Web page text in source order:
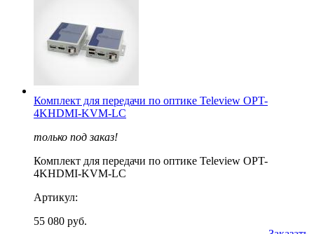
Комплект для передачи по оптике Teleview OPT-
4KHDMI-KVM-LC
только под заказ!
Комплект для передачи по оптике Teleview OPT-
4KHDMI-KVM-LC
Артикул:
55 080 руб.